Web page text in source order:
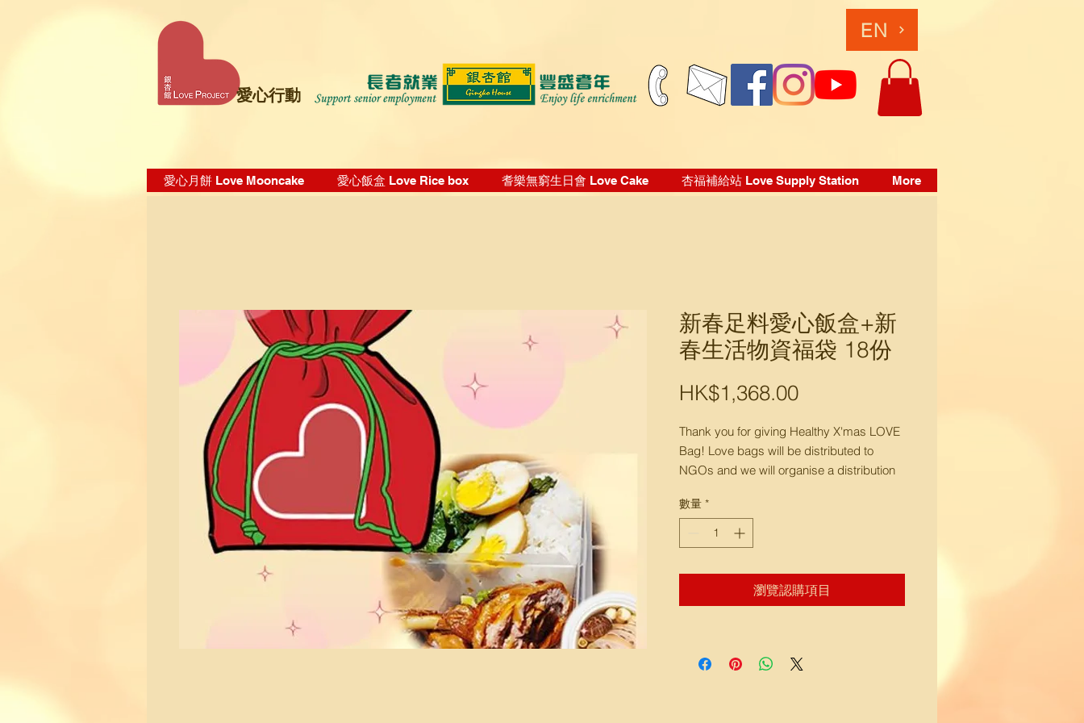
愛心行動
EN
愛心月餅 Love Mooncake 愛心飯盒 Love Rice box 耆樂無窮生日會 Love Cake 杏福補給站 Love Supply Station More
新春足料愛心飯盒+新
春生活物資福袋 18份
HK$1,368.00價
格
Thank you for giving Healthy X'mas LOVE
Bag! Love bags will be distributed to
NGOs and we will organise a distribution
NGOs.
你認購的福袋
送贈予有需要的弱勢社群
派發時，會根據受惠對象的具體條件，分
數量 *
瀏覽認購項目